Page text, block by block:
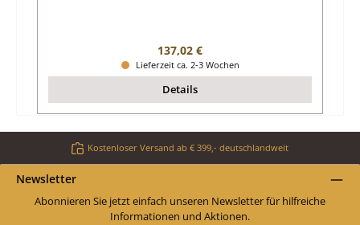
Regulärer Preis:
137,02 €
Lieferzeit ca. 2-3 Wochen
Details
Kostenloser Versand ab € 399,- deutschlandweit
Newsletter
Abonnieren Sie jetzt einfach unseren Newsletter für hilfreiche
Informationen und Aktionen.